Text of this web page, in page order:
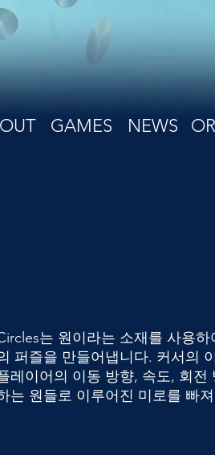
GAMES NEWS
는 원이라는 소재를 사용하
퍼즐을 만들어냅니다. 커서의
레이어의 이동 방향, 속도, 회전
는 원들로 이루어진 미로를 빠